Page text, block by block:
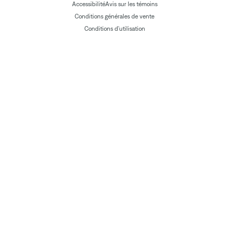
AccessibilitéAvis sur les témoins
Conditions générales de vente
Conditions d'utilisation